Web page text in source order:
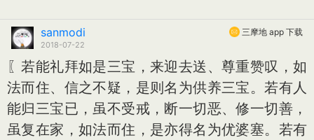
三摩地 app 下载
sanmodi
2018-07-22
〖若能礼拜如是三宝，来迎去送、尊重赞叹，如
法而住、信之不疑，是则名为供养三宝。若有人
能归三宝已，虽不受戒，断一切恶、修一切善，
虽复在家，如法而住，是亦得名为优婆塞。若有